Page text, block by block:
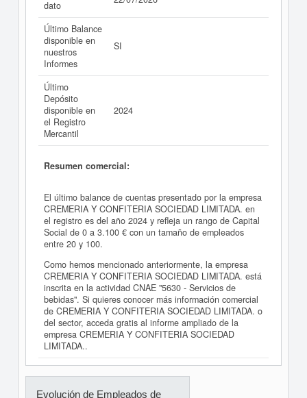
dato
Último Balance
disponible en
nuestros
Informes
SI
Último
Depósito
disponible en
el Registro
Mercantil
2024
Resumen comercial:
El último balance de cuentas presentado por la empresa
CREMERIA Y CONFITERIA SOCIEDAD LIMITADA. en
el registro es del año 2024 y refleja un rango de Capital
Social de 0 a 3.100 € con un tamaño de empleados
entre 20 y 100.
Como hemos mencionado anteriormente, la empresa
CREMERIA Y CONFITERIA SOCIEDAD LIMITADA. está
inscrita en la actividad CNAE "5630 - Servicios de
bebidas". Si quieres conocer más información comercial
de CREMERIA Y CONFITERIA SOCIEDAD LIMITADA. o
del sector, acceda gratis al informe ampliado de la
empresa CREMERIA Y CONFITERIA SOCIEDAD
LIMITADA..
Evolución de Empleados de